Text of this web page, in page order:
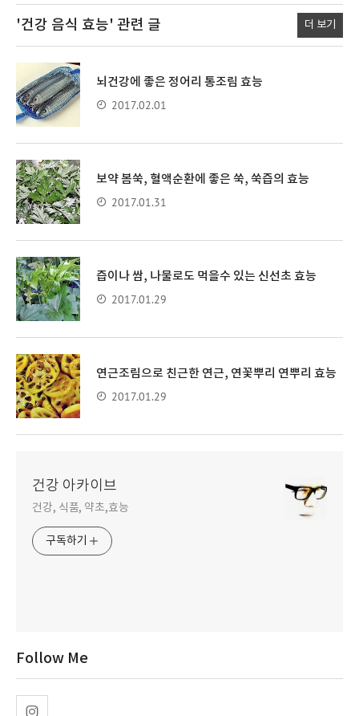
'건강 음식 효능' 관련 글 더 보기
뇌건강에 좋은 정어리 통조림 효능
2017.02.01
보약 봄쑥, 혈액순환에 좋은 쑥, 쑥즙의 효능
2017.01.31
즙이나 쌈, 나물로도 먹을수 있는 신선초 효능
2017.01.29
연근조림으로 친근한 연근, 연꽃뿌리 연뿌리 효능
2017.01.29
건강 아카이브
건강, 식품, 약초,효능
구독하기
Follow Me